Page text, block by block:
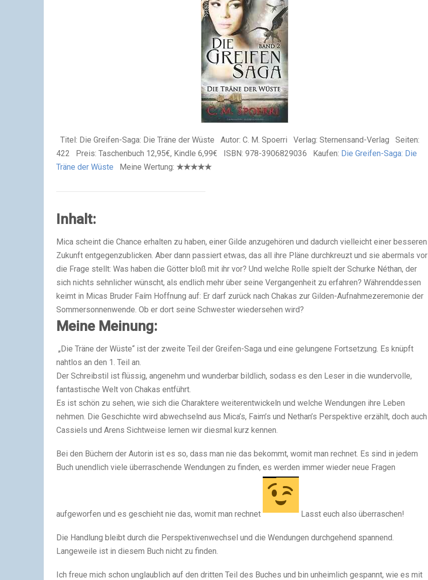
Titel: Die Greifen-Saga: Die Träne der Wüste Autor: C. M. Spoerri Verlag: Sternensand-Verlag Seiten:
422 Preis: Taschenbuch 12,95€, Kindle 6,99€ ISBN: 978-3906829036 Kaufen: Die Greifen-Saga: Die
Träne der Wüste Meine Wertung: ★★★★★
Inhalt:
Mica scheint die Chance erhalten zu haben, einer Gilde anzugehören und dadurch vielleicht einer besseren
Zukunft entgegenzublicken. Aber dann passiert etwas, das all ihre Pläne durchkreuzt und sie abermals vor
die Frage stellt: Was haben die Götter bloß mit ihr vor? Und welche Rolle spielt der Schurke Néthan, der
sich nichts sehnlicher wünscht, als endlich mehr über seine Vergangenheit zu erfahren? Währenddessen
keimt in Micas Bruder Faím Hoffnung auf: Er darf zurück nach Chakas zur Gilden-Aufnahmezeremonie der
Sommersonnenwende. Ob er dort seine Schwester wiedersehen wird?
Meine Meinung:
„Die Träne der Wüste“ ist der zweite Teil der Greifen-Saga und eine gelungene Fortsetzung. Es knüpft
nahtlos an den 1. Teil an.
Der Schreibstil ist flüssig, angenehm und wunderbar bildlich, sodass es den Leser in die wundervolle,
fantastische Welt von Chakas entführt.
Es ist schön zu sehen, wie sich die Charaktere weiterentwickeln und welche Wendungen ihre Leben
nehmen. Die Geschichte wird abwechselnd aus Mica’s, Faim’s und Nethan’s Perspektive erzählt, doch auch
Cassiels und Arens Sichtweise lernen wir diesmal kurz kennen.
Bei den Büchern der Autorin ist es so, dass man nie das bekommt, womit man rechnet. Es sind in jedem
Buch unendlich viele überraschende Wendungen zu finden, es werden immer wieder neue Fragen
aufgeworfen und es geschieht nie das, womit man rechnet Lasst euch also überraschen!
Die Handlung bleibt durch die Perspektivenwechsel und die Wendungen durchgehend spannend.
Langeweile ist in diesem Buch nicht zu finden.
Ich freue mich schon unglaublich auf den dritten Teil des Buches und bin unheimlich gespannt, wie es mit